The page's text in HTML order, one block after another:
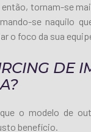
tornam-se
se naquilo
o foco da sua
DE
o modelo de
benefício.